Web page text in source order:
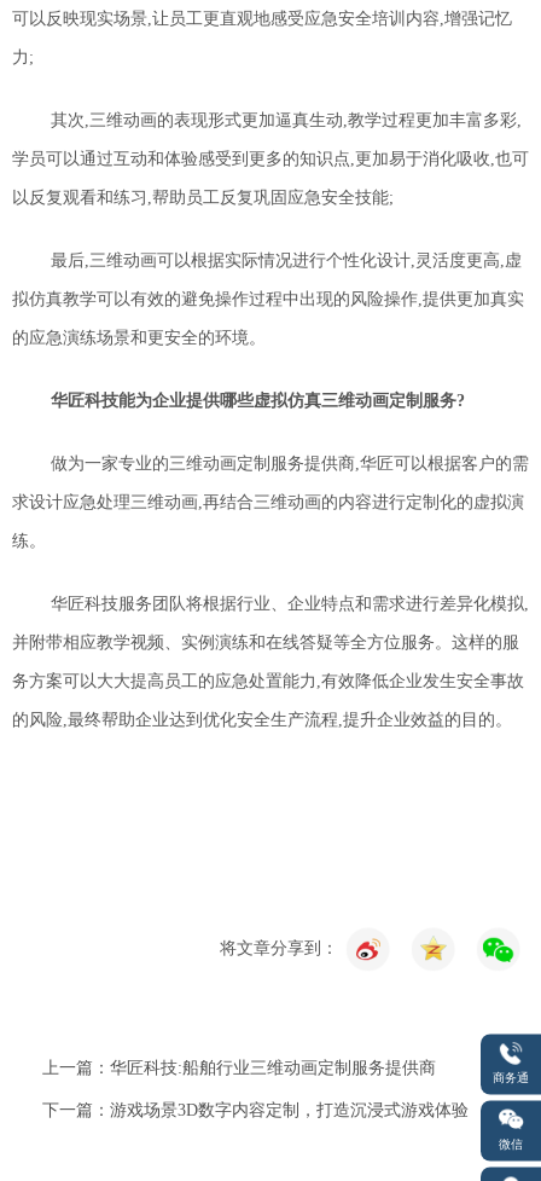
可以反映现实场景,让员工更直观地感受应急安全培训内容,增强记忆
力;
其次 三维动画的表现形式更加逼真生动,教学过程更加丰富多彩,
学员可以通过互动和体验感受到更多的知识点,更加易于消化吸收 也可
以反复观看和练习,帮助员工反复巩固应急安全技能;
最后 三维动画可以根据实际情况进行个性化设计,灵活度更高 虚
拟仿真教学可以有效的避免操作过程中出现的风险操作,提供更加真实
的应急演练场景和更安全的环境 。
华匠科技能为企业提供哪些虚拟仿真三维动画定制服务?
做为一家专业的三维动画定制服务提供商,华匠可以根据客户的需
求设计应急处理三维动画 ,再结合三维动画的内容进行定制化的虚拟演
练。
华匠科技服务团队将根据行业、企业特点和需求进行差异化模拟,
并附带相应教学视频、实例演练和在线答疑等全方位服务。这样的服
务方案可以大大提高员工的应急处置能力,有效降低企业发生安全事故
的风险 最终帮助企业达到优化安全生产流程,提升企业效益的目的。
将文章分享到：
上一篇：华匠科技:船舶行业三维动画定制服务提供商
下一篇：游戏场景3D数字内容定制，打造沉浸式游戏体验
商务通
微信